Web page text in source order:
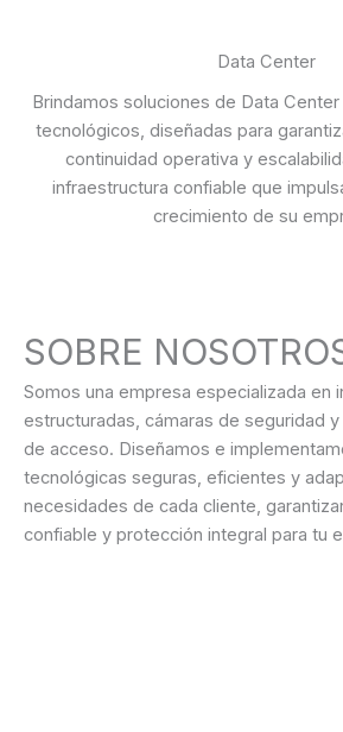
Data Center
Brindamos soluciones de Data
tecnológicos, diseñadas para
continuidad operativa y
infraestructura confiable que
crecimiento de su
SOBRE
Somos una empresa especializada en
estructuradas, cámaras de seguridad
de acceso. Diseñamos e
tecnológicas seguras, eficientes y
necesidades de cada cliente,
confiable y protección integral para tu